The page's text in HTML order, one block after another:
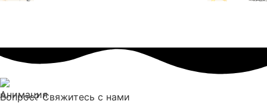
Вопрос? Свяжитесь с нами